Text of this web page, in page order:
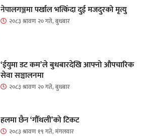
नेपालगञ्जमा पर्खाल भत्किँदा दुई मजदुरको मृत्यु
२०८३ श्रावण २० गते, बुधबार
‘ईयुमा डट कम’ले बुधबारदेखि आफ्नो औपचारिक
सेवा सञ्चालनमा
२०८३ श्रावण २० गते, बुधबार
हलमा छैन ‘गौँथली’को टिकट
२०८३ श्रावण १९ गते, मंगलवार